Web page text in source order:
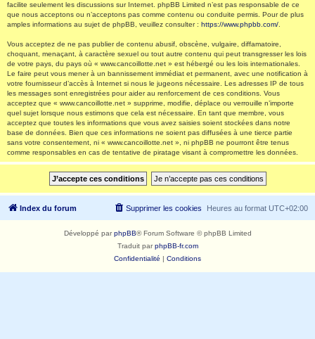
facilite seulement les discussions sur Internet. phpBB Limited n’est pas responsable de ce
que nous acceptons ou n’acceptons pas comme contenu ou conduite permis. Pour de plus
amples informations au sujet de phpBB, veuillez consulter : https://www.phpbb.com/
Vous acceptez de ne pas publier de contenu abusif, obscène, vulgaire, diffamatoire,
choquant, menaçant, à caractère sexuel ou tout autre contenu qui peut transgresser les lois
de votre pays, du pays où « www.cancoillotte.net » est hébergé ou les lois internationales.
Le faire peut vous mener à un bannissement immédiat et permanent, avec une notification à
votre fournisseur d’accès à Internet si nous le jugeons nécessaire. Les adresses IP de tous
les messages sont enregistrées pour aider au renforcement de ces conditions. Vous
acceptez que « www.cancoillotte.net » supprime, modifie, déplace ou verrouille n’importe
quel sujet lorsque nous estimons que cela est nécessaire. En tant que membre, vous
acceptez que toutes les informations que vous avez saisies soient stockées dans notre
base de données. Bien que ces informations ne soient pas diffusées à une tierce partie
sans votre consentement, ni « www.cancoillotte.net », ni phpBB ne pourront être tenus
comme responsables en cas de tentative de piratage visant à compromettre les données.
Index du forum Heures au format UTC+02:00
Supprimer les cookies
Développé parphpBB® Forum Software © phpBB Limited
Traduit parphpBB-fr.com
Confidentialité | Conditions